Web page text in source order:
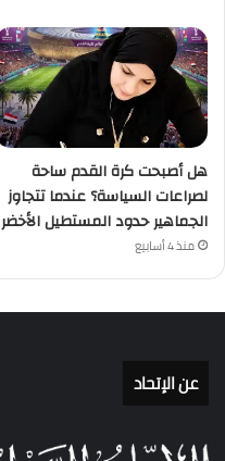
هل أصبحت كرة القدم ساحة
لصراعات السياسة؟ عندما تتجاوز
الجماهير حدود المستطيل الأخضر
منذ 4 أسابيع
عن الإتحاد